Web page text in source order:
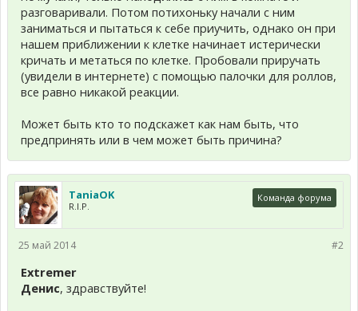
разговаривали. Потом потихоньку начали с ним
заниматься и пытаться к себе приучить, однако он при
нашем приближении к клетке начинает истерически
кричать и метаться по клетке. Пробовали приручать
(увидели в интернете) с помощью палочки для роллов,
все равно никакой реакции.
Может быть кто то подскажет как нам быть, что
предпринять или в чем может быть причина?
TaniaOK
R.I.P.
Команда форума
#2
25 май 2014
Extremer
Денис, здравствуйте!